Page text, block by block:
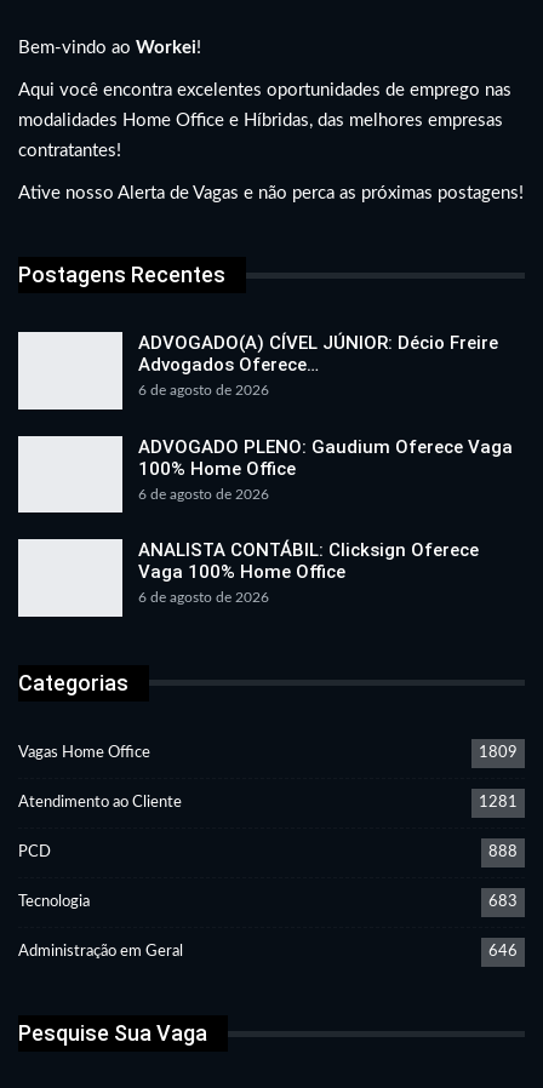
Bem-vindo ao Workei!
Aqui você encontra excelentes oportunidades de emprego nas
modalidades Home Office e Híbridas, das melhores empresas
contratantes!
Ative nosso Alerta de Vagas e não perca as próximas postagens!
Postagens Recentes
ADVOGADO(A) CÍVEL JÚNIOR: Décio Freire
Advogados Oferece…
6 de agosto de 2026
ADVOGADO PLENO: Gaudium Oferece Vaga
100% Home Office
6 de agosto de 2026
ANALISTA CONTÁBIL: Clicksign Oferece
Vaga 100% Home Office
6 de agosto de 2026
Categorias
Vagas Home Office 1809
Atendimento ao Cliente 1281
PCD 888
Tecnologia 683
Administração em Geral 646
Pesquise Sua Vaga